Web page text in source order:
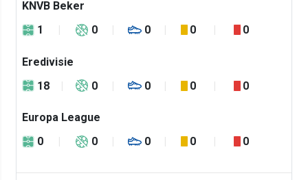
KNVB Beker
1
0 0 0 0
Eredivisie
18
0 0 0 0
Europa League
0
0 0 0 0